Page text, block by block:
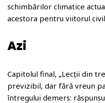
schimbărilor climatice
acestora pentru viitorul
Azi
Capitolul final, „Lecții din
previzibil, dar fără vreun
întregului demers: